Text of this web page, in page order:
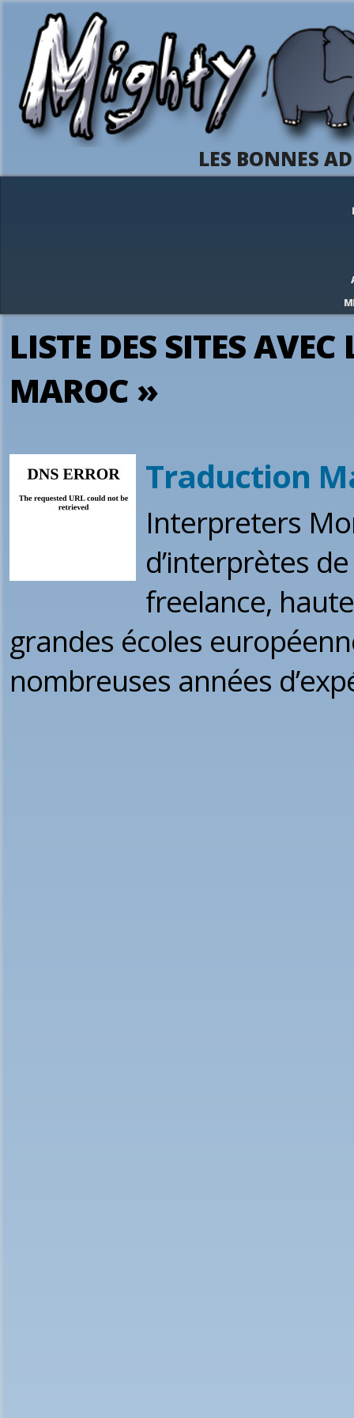
LES BONNES
LISTE DES SITES
MAROC »
Traduction
Interpreters
d’interprètes
freelance,
grandes écoles
nombreuses années